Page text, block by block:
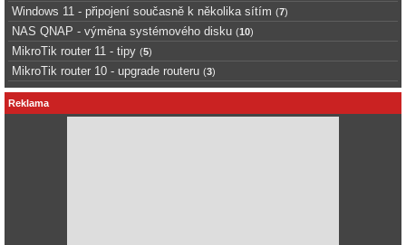
Windows 11 - připojení současně k několika sítím (7)
NAS QNAP - výměna systémového disku (10)
MikroTik router 11 - tipy (5)
MikroTik router 10 - upgrade routeru (3)
Reklama